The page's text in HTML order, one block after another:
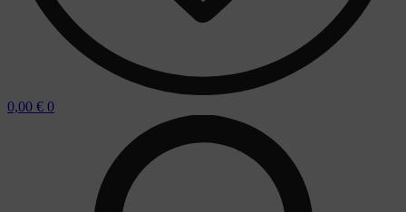
0,00 € 0